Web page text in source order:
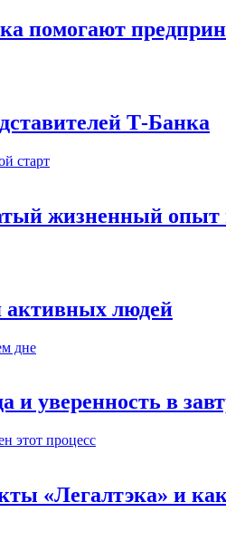
Т-Банка
жизненный опыт
людей
и уверенность в
«Легалтэка» и как